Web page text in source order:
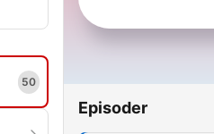
50
Episoder